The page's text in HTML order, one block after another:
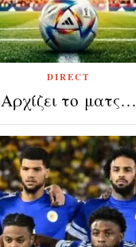
DIRECT
Αρχίζει το ματς…